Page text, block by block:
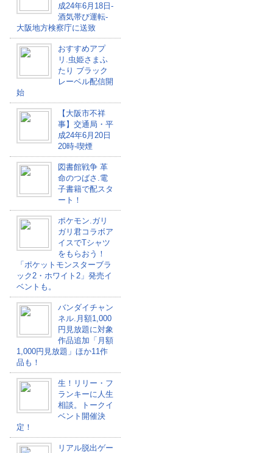
成24年6月18日-
酒気帯び運転-
大阪地方検察庁に送致
おすすめアプ
リ.虫姫さまふ
たり ブラック
レーベル配信開
始
【大阪市不祥
事】交通局・平
成24年6月20日
20時-喫煙
図書館戦争 革
命のつばさ.電
子書籍で配スタ
ート！
ポケモン.ガリ
ガリ君コラボア
イスでTシャツ
をもらおう！
「ポケットモンスターブラ
ック2・ホワイト2」発売イ
ベントも。
バンダイチャン
ネル.月額1,000
円見放題に対象
作品追加「月額
1,000円見放題」ほか11作
品も！
生！リリー・フ
ランキーに人生
相談。トークイ
ベント開催決
定！
リアル脱出ゲー